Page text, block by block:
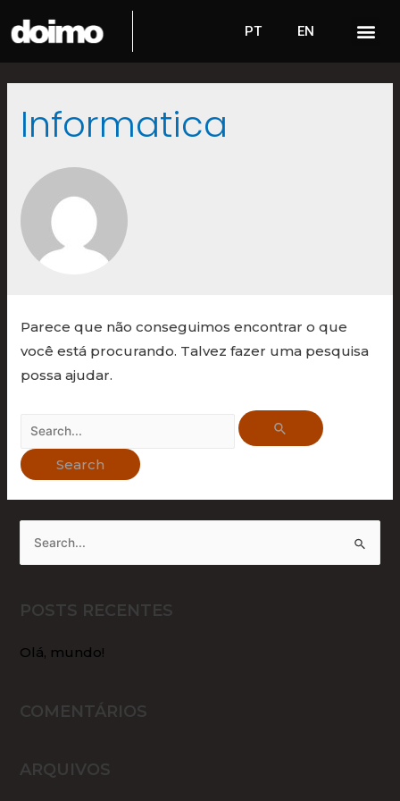
PT EN
Informatica
Parece que não conseguimos encontrar o que
você está procurando. Talvez fazer uma pesquisa
possa ajudar.
POSTS RECENTES
Olá, mundo!
COMENTÁRIOS
ARQUIVOS